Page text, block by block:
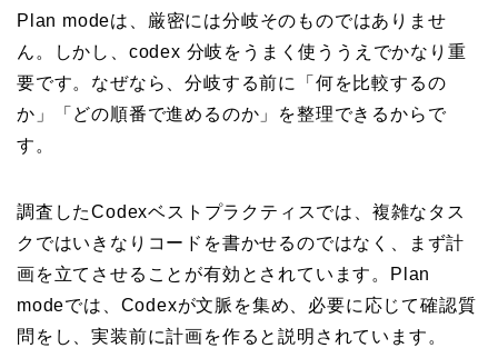
Plan modeは、厳密には分岐そのものではありませ
ん。しかし、codex 分岐をうまく使ううえでかなり重
要です。なぜなら、分岐する前に「何を比較するの
か」「どの順番で進めるのか」を整理できるからで
す。
調査したCodexベストプラクティスでは、複雑なタス
クではいきなりコードを書かせるのではなく、まず計
画を立てさせることが有効とされています。Plan
modeでは、Codexが文脈を集め、必要に応じて確認質
問をし、実装前に計画を作ると説明されています。